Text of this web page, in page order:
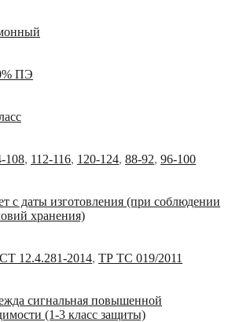
ПЭ
108, 112-116, 120-124, 88-92, 96-100
с даты изготовления (при соблюдении
хранения)
12.4.281-2014, ТР ТС 019/2011
сигнальная повышенной
(1-3 класс защиты)